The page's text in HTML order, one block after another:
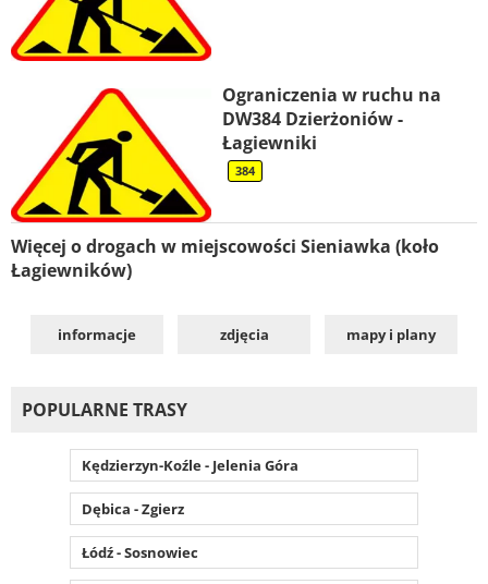
Ograniczenia w ruchu na
DW384 Dzierżoniów -
Łagiewniki
384
Więcej o drogach w miejscowości Sieniawka (koło
Łagiewników)
informacje zdjęcia mapy i plany
POPULARNE TRASY
Kędzierzyn-Koźle - Jelenia Góra
Dębica - Zgierz
Łódź - Sosnowiec